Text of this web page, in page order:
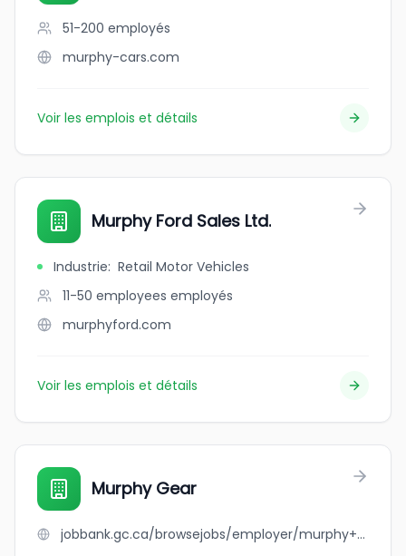
51-200 employés
murphy-cars.com
Voir les emplois et détails
Murphy Ford Sales Ltd.
Industrie: Retail Motor Vehicles
11-50 employees employés
murphyford.com
Voir les emplois et détails
Murphy Gear
jobbank.gc.ca/browsejobs/employer/murphy+gear/ca